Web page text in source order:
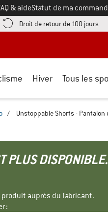
& aideStatut de ma
une boîte d'information
Droit de retour de 100 jours
Hiver Tous les
/ Unstoppable Shorts -
PLUS
auprès du fabricant.
: